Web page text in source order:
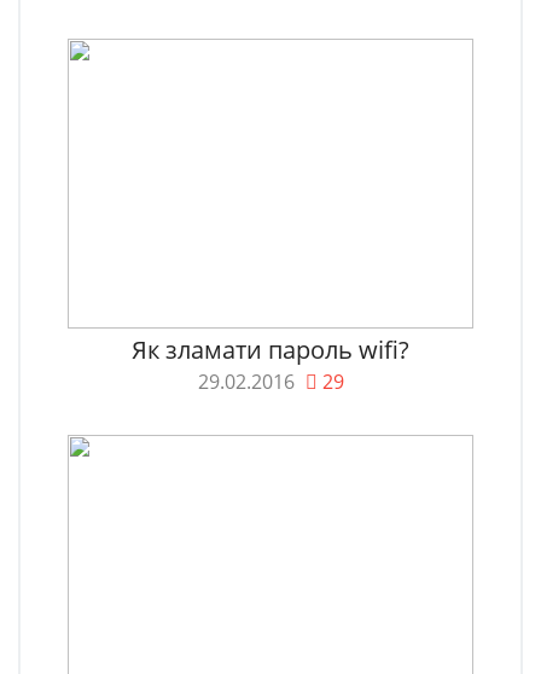
Як зламати пароль wifi?
29.02.2016 29